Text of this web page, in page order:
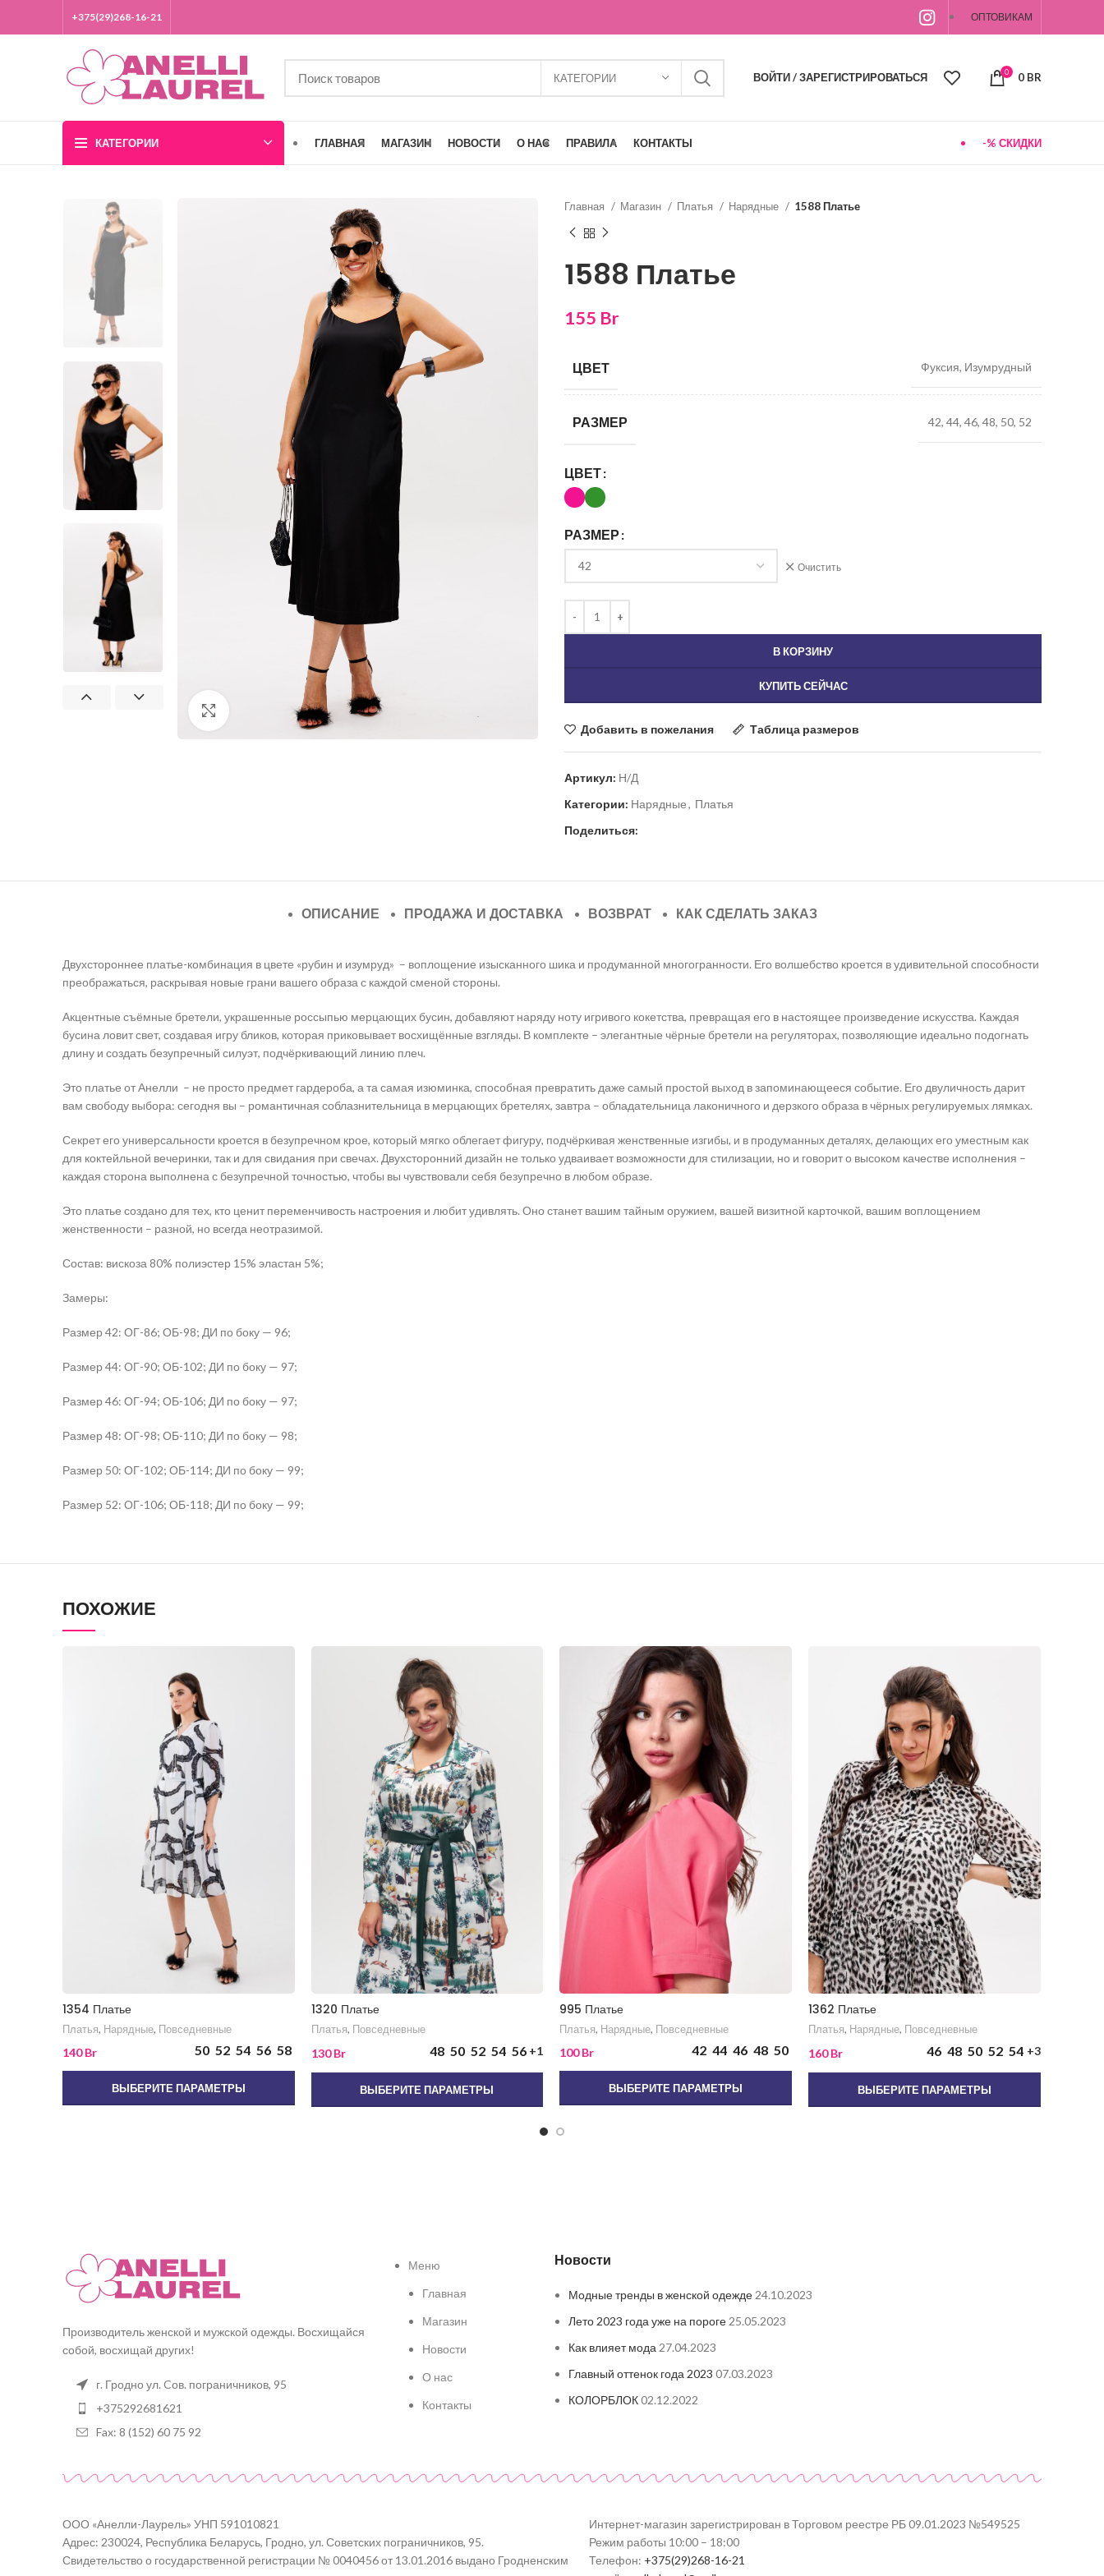
+375(29)268-16-21 ОПТОВИКАМ
КАТЕГОРИИ ВОЙТИ / ЗАРЕГИСТРИРОВАТЬСЯ 0 0 BR
КАТЕГОРИИ ГЛАВНАЯ МАГАЗИН НОВОСТИ О НАС ПРАВИЛА КОНТАКТЫ -% СКИДКИ
Нажмите, чтобы увеличить изображение
Главная Магазин Платья Нарядные 1588 Платье
1588 Платье
155 Br
ЦВЕТ Фуксия, Изумрудный
РАЗМЕР 42, 44, 46, 48, 50, 52
ЦВЕТ
РАЗМЕР
Очистить
В КОРЗИНУ
КУПИТЬ СЕЙЧАС
Добавить в пожелания Таблица размеров
Артикул: Н/Д
Категории: Нарядные, Платья
Поделиться:
ОПИСАНИЕ ПРОДАЖА И ДОСТАВКА ВОЗВРАТ КАК СДЕЛАТЬ ЗАКАЗ
Двухстороннее платье-комбинация в цвете «рубин и изумруд» – воплощение изысканного шика и продуманной многогранности. Его волшебство кроется в удивительной способности
преображаться, раскрывая новые грани вашего образа с каждой сменой стороны.
Акцентные съёмные бретели, украшенные россыпью мерцающих бусин, добавляют наряду ноту игривого кокетства, превращая его в настоящее произведение искусства. Каждая
бусина ловит свет, создавая игру бликов, которая приковывает восхищённые взгляды. В комплекте – элегантные чёрные бретели на регуляторах, позволяющие идеально подогнать
длину и создать безупречный силуэт, подчёркивающий линию плеч.
Это платье от Анелли – не просто предмет гардероба, а та самая изюминка, способная превратить даже самый простой выход в запоминающееся событие. Его двуличность дарит
вам свободу выбора: сегодня вы – романтичная соблазнительница в мерцающих бретелях, завтра – обладательница лаконичного и дерзкого образа в чёрных регулируемых лямках.
Секрет его универсальности кроется в безупречном крое, который мягко облегает фигуру, подчёркивая женственные изгибы, и в продуманных деталях, делающих его уместным как
для коктейльной вечеринки, так и для свидания при свечах. Двухсторонний дизайн не только удваивает возможности для стилизации, но и говорит о высоком качестве исполнения –
каждая сторона выполнена с безупречной точностью, чтобы вы чувствовали себя безупречно в любом образе.
Это платье создано для тех, кто ценит переменчивость настроения и любит удивлять. Оно станет вашим тайным оружием, вашей визитной карточкой, вашим воплощением
женственности – разной, но всегда неотразимой.
Состав: вискоза 80% полиэстер 15% эластан 5%;
Замеры:
Размер 42: ОГ-86; ОБ-98; ДИ по боку — 96;
Размер 44: ОГ-90; ОБ-102; ДИ по боку — 97;
Размер 46: ОГ-94; ОБ-106; ДИ по боку — 97;
Размер 48: ОГ-98; ОБ-110; ДИ по боку — 98;
Размер 50: ОГ-102; ОБ-114; ДИ по боку — 99;
Размер 52: ОГ-106; ОБ-118; ДИ по боку — 99;
ПОХОЖИЕ
1354 Платье
Платья, Нарядные, Повседневные
140Br 50 52 54 56 58
ВЫБЕРИТЕ ПАРАМЕТРЫ
1320 Платье
Платья, Повседневные
130Br 48 50 52 54 56 +1
ВЫБЕРИТЕ ПАРАМЕТРЫ
995 Платье
Платья, Нарядные, Повседневные
100Br 42 44 46 48 50
ВЫБЕРИТЕ ПАРАМЕТРЫ
1362 Платье
Платья, Нарядные, Повседневные
160Br 46 48 50 52 54 +3
ВЫБЕРИТЕ ПАРАМЕТРЫ
Производитель женской и мужской одежды. Восхищайся
собой, восхищай других!
г. Гродно ул. Cов. пограничников, 95
+375292681621
Fax: 8 (152) 60 75 92
Меню
Главная
Магазин
Новости
О нас
Контакты
Новости
Модные тренды в женской одежде 24.10.2023
Лето 2023 года уже на пороге 25.05.2023
Как влияет мода 27.04.2023
Главный оттенок года 2023 07.03.2023
КОЛОРБЛОК 02.12.2022
ООО «Анелли-Лаурель» УНП 591010821
Адрес: 230024, Республика Беларусь, Гродно, ул. Советских пограничников, 95.
Свидетельство о государственной регистрации № 0040456 от 13.01.2016 выдано Гродненским
Интернет-магазин зарегистрирован в Торговом реестре РБ 09.01.2023 №549525
Режим работы 10:00 – 18:00
Телефон: +375(29)268-16-21